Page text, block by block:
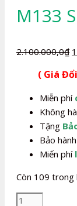
M133
2.100.000,0₫
là:
( Giá
Miễn phí
Không
Tặng
Bảo
Miến phí
Còn 109 trong
Thay